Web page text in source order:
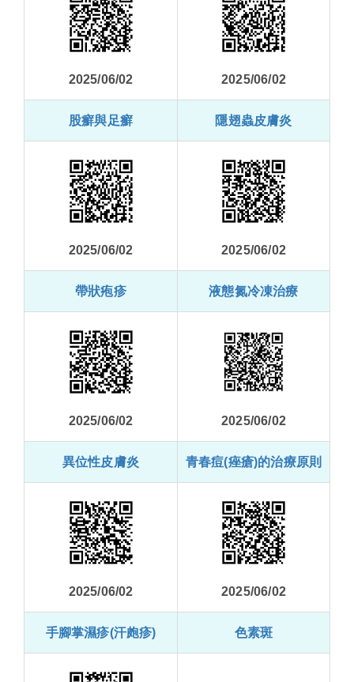
2025/06/02 2025/06/02
股癬與足癬 隱翅蟲皮膚炎
2025/06/02 2025/06/02
帶狀疱疹 液態氮冷凍治療
2025/06/02 2025/06/02
異位性皮膚炎 青春痘(痤瘡)的治療原則
2025/06/02 2025/06/02
手腳掌濕疹(汗皰疹) 色素斑